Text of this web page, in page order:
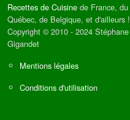
Recettes de Cuisine de France, du
Québec, de Belgique, et d'ailleurs !
Copyright © 2010 - 2024 Stéphane
Gigandet
Mentions légales
Conditions d'utilisation